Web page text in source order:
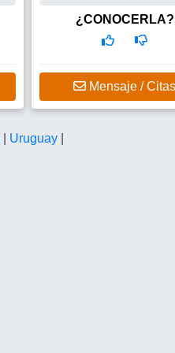
con grupos de amigos y a un
compañero de vida.. Soy
exploradora de la...
¿CONOCERLA?
Mensaje / Citas
Uruguay